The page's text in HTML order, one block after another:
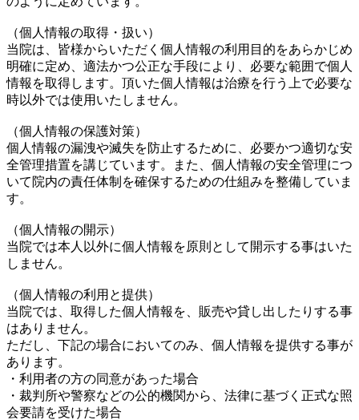
（個人情報の取得・扱い）
当院は、皆様からいただく個人情報の利用目的をあらかじめ
明確に定め、適法かつ公正な手段により、必要な範囲で個人
情報を取得します。頂いた個人情報は治療を行う上で必要な
時以外では使用いたしません。
（個人情報の保護対策）
個人情報の漏洩や滅失を防止するために、必要かつ適切な安
全管理措置を講じています。また、個人情報の安全管理につ
いて院内の責任体制を確保するための仕組みを整備していま
す。
（個人情報の開示）
当院では本人以外に個人情報を原則として開示する事はいた
しません。
（個人情報の利用と提供）
当院では、取得した個人情報を、販売や貸し出したりする事
はありません。
ただし、下記の場合においてのみ、個人情報を提供する事が
あります。
・利用者の方の同意があった場合
・裁判所や警察などの公的機関から、法律に基づく正式な照
会要請を受けた場合